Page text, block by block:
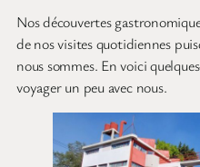
Nos découvertes
de nos visites quotidiennes
nous sommes. En voici
voyager un peu avec nous.